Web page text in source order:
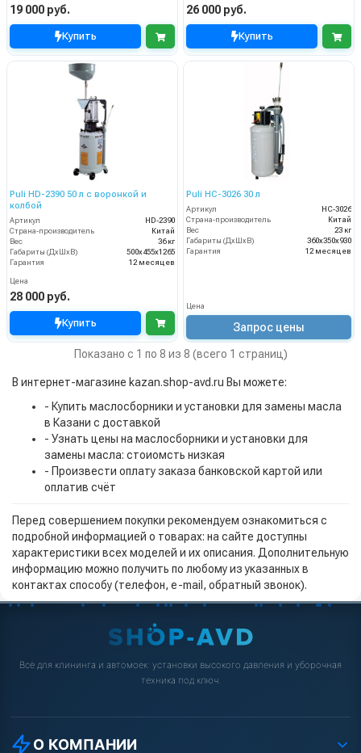
19 000 руб.
Купить
26 000 руб.
Купить
Puli HD-2390 50 л с воронкой и
колбой
Артикул
HD-2390
Страна-производитель
Китай
Вес
36 кг
Габариты (ДхШхВ)
500х455х1265
Гарантия
12 месяцев
Цена
28 000 руб.
Купить
Puli HC-3026 30 л
Артикул
HC-3026
Страна-производитель
Китай
Вес
23 кг
Габариты (ДхШхВ)
360х350х930
Гарантия
12 месяцев
Цена
Запрос цены
Показано с 1 по 8 из 8 (всего 1 страниц)
В интернет-магазине kazan.shop-avd.ru Вы можете:
- Купить маслосборники и установки для замены масла
в Казани с доставкой
- Узнать цены на маслосборники и установки для
замены масла: стоиомсть низкая
- Произвести оплату заказа банковской картой или
оплатив счёт
Перед совершением покупки рекомендуем ознакомиться с
подробной информацией о товарах: на сайте доступны
характеристики всех моделей и их описания. Дополнительную
информацию можно получить по любому из указанных в
контактах способу (телефон, e-mail, обратный звонок).
Всё для клининга и автомоек: установки высокого давления и уборочная
техника под ключ.
О КОМПАНИИ